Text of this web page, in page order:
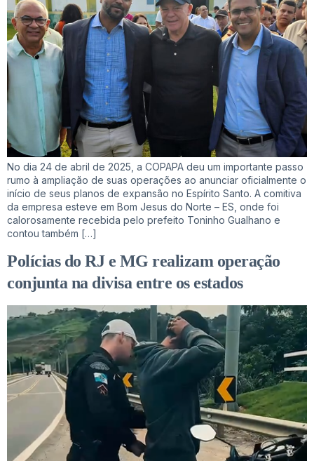
No dia 24 de abril de 2025, a COPAPA deu um importante passo
rumo à ampliação de suas operações ao anunciar oficialmente o
início de seus planos de expansão no Espírito Santo. A comitiva
da empresa esteve em Bom Jesus do Norte – ES, onde foi
calorosamente recebida pelo prefeito Toninho Gualhano e
contou também […]
Polícias do RJ e MG realizam operação
conjunta na divisa entre os estados